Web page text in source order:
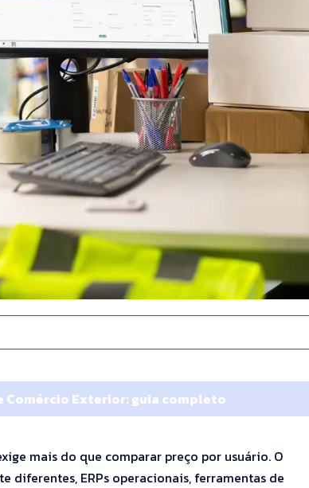
Comércio Exterior: guia completo
mais do que comparar preço por usuário. O
diferentes, ERPs operacionais, ferramentas de